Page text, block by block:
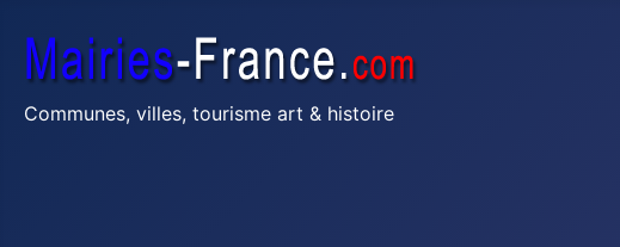
Communes, villes, tourisme art & histoire